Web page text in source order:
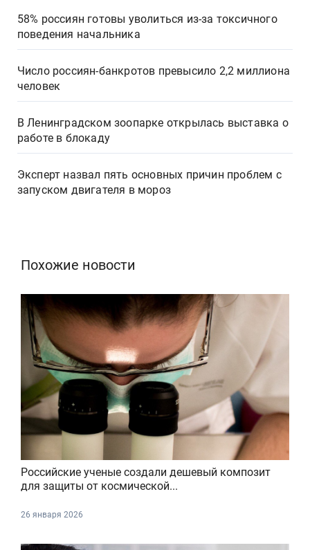
58% россиян готовы уволиться из-за токсичного
поведения начальника
Число россиян-банкротов превысило 2,2 миллиона
человек
В Ленинградском зоопарке открылась выставка о
работе в блокаду
Эксперт назвал пять основных причин проблем с
запуском двигателя в мороз
Похожие новости
Российские ученые создали дешевый композит
для защиты от космической...
26 января 2026